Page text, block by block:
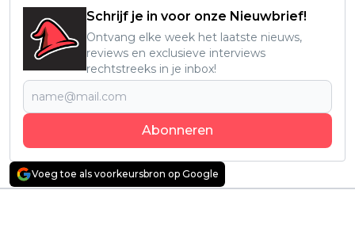
Schrijf je in voor onze Nieuwbrief!
Ontvang elke week het laatste nieuws,
reviews en exclusieve interviews
rechtstreeks in je inbox!
Abonneren
Voeg toe als voorkeursbron op Google